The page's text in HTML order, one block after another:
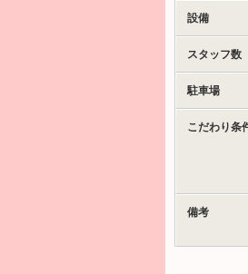
設備
スタッフ数
駐車場
こだわり条
備考